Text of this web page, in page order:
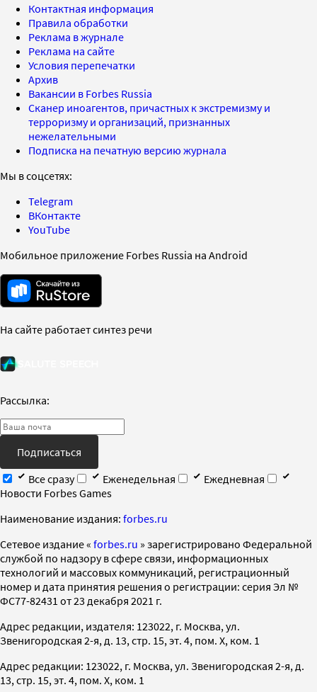
Контактная информация
Правила обработки
Реклама в журнале
Реклама на сайте
Условия перепечатки
Архив
Вакансии в Forbes Russia
Сканер иноагентов, причастных к экстремизму и
терроризму и организаций, признанных
нежелательными
Подписка на печатную версию журнала
Мы в соцсетях:
Telegram
ВКонтакте
YouTube
Мобильное приложение Forbes Russia на Android
На сайте работает синтез речи
Рассылка:
Подписаться
Все сразу
Еженедельная
Ежедневная
Новости Forbes Games
Наименование издания: forbes.ru
Cетевое издание « forbes.ru » зарегистрировано Федеральной
службой по надзору в сфере связи, информационных
технологий и массовых коммуникаций, регистрационный
номер и дата принятия решения о регистрации: серия Эл №
ФС77-82431 от 23 декабря 2021 г.
Адрес редакции, издателя: 123022, г. Москва, ул.
Звенигородская 2-я, д. 13, стр. 15, эт. 4, пом. X, ком. 1
Адрес редакции: 123022, г. Москва, ул. Звенигородская 2-я, д.
13, стр. 15, эт. 4, пом. X, ком. 1